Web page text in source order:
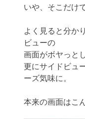
いや、そこだけ
よく見ると分か
ビューの
画面がボヤっと
更にサイドビュ
ーズ気味に。
本来の画面はこ